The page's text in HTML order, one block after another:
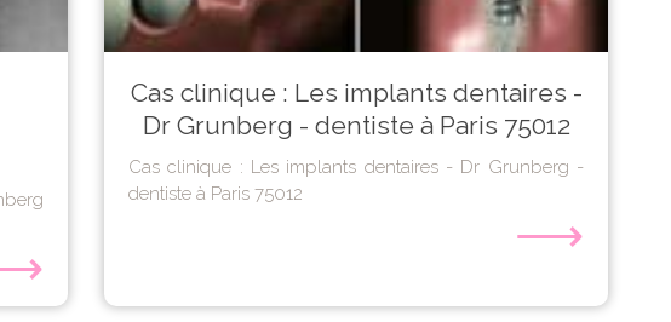
Cas clinique : Les implants dentaires -
Dr Grunberg - dentiste à Paris 75012
Cas clinique : Les implants dentaires - Dr Grunberg -
dentiste à Paris 75012
⟶